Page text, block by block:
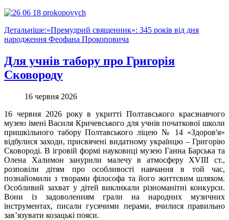
Детальніше:«Премудрий священник»: 345 років від дня
народження Феофана Прокоповича
Для учнів табору про Григорія
Сковороду
16 червня 2026
16 червня 2026 року в укритті Полтавського краєзнавчого
музею імені Василя Кричевського для учнів початкової школи
пришкільного табору Полтавського ліцею № 14 «Здоров'я»
відбулися заходи, присвячені видатному українцю – Григорію
Сковороді. В ігровій формі науковиці музею Ганна Барська та
Олена Халимон занурили малечу в атмосферу ХVІІІ ст.,
розповіли дітям про особливості навчання в той час,
познайомили з творами філософа та його життєвим шляхом.
Особливий захват у дітей викликали різноманітні конкурси.
Вони із задоволенням грали на народних музичних
інструментах, писали гусячими перами, вчилися правильно
зав’язувати козацькі пояси.